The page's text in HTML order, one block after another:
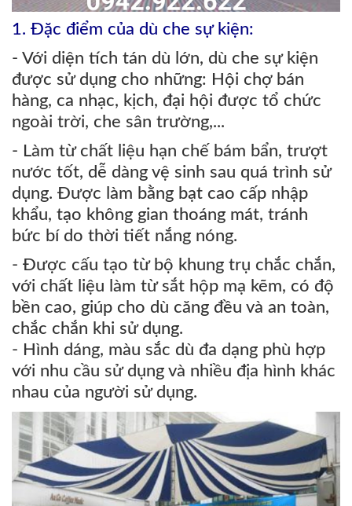
1. Đặc điểm của dù che sự kiện:
- Với diện tích tán dù lớn, dù che sự kiện
được sử dụng cho những: Hội chợ bán
hàng, ca nhạc, kịch, đại hội được tổ chức
ngoài trời, che sân trường,...
- Làm từ chất liệu hạn chế bám bẩn, trượt
nước tốt, dễ dàng vệ sinh sau quá trình sử
dụng. Được làm bằng bạt cao cấp nhập
khẩu, tạo không gian thoáng mát, tránh
bức bí do thời tiết nắng nóng.
- Được cấu tạo từ bộ khung trụ chắc chắn,
với chất liệu làm từ sắt hộp mạ kẽm, có độ
bền cao, giúp cho dù căng đều và an toàn,
chắc chắn khi sử dụng.
- Hình dáng, màu sắc dù đa dạng phù hợp
với nhu cầu sử dụng và nhiều địa hình khác
nhau của người sử dụng.